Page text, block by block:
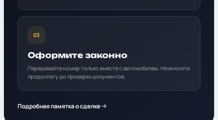
03
Оформите законно
Передавайте номер только вместе с автомобилем. Не вносите
предоплату до проверки документов.
Подробная памятка о сделке